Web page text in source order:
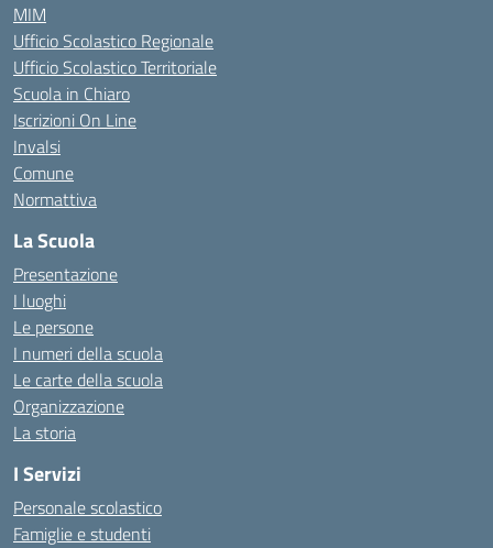
MIM
Ufficio Scolastico Regionale
Ufficio Scolastico Territoriale
Scuola in Chiaro
Iscrizioni On Line
Invalsi
Comune
Normattiva
La Scuola
Presentazione
I luoghi
Le persone
I numeri della scuola
Le carte della scuola
Organizzazione
La storia
I Servizi
Personale scolastico
Famiglie e studenti